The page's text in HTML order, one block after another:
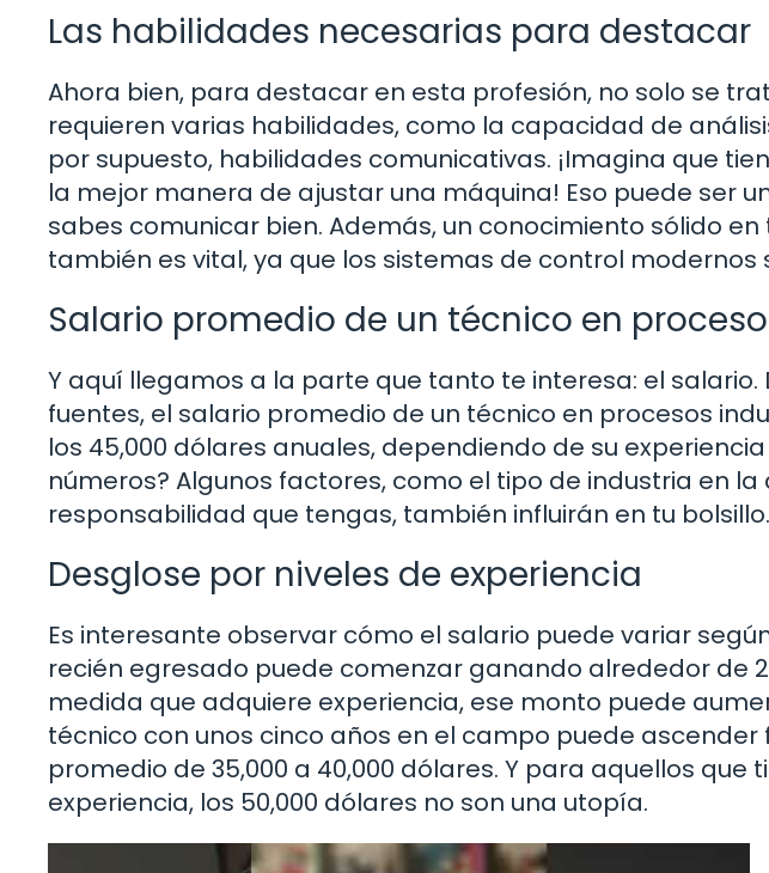
Las habilidades necesarias para destacar
Ahora bien, para destacar en esta profesión, no solo se
requieren varias habilidades, como la capacidad de
por supuesto, habilidades comunicativas. ¡Imagina que
la mejor manera de ajustar una máquina! Eso puede ser
sabes comunicar bien. Además, un conocimiento sólido
también es vital, ya que los sistemas de control modernos
Salario promedio de un técnico en
Y aquí llegamos a la parte que tanto te interesa: el salario.
fuentes, el salario promedio de un técnico en procesos
los 45,000 dólares anuales, dependiendo de su
números? Algunos factores, como el tipo de industria en
responsabilidad que tengas, también influirán en tu bolsillo.
Desglose por niveles de experiencia
Es interesante observar cómo el salario puede variar
recién egresado puede comenzar ganando alrededor de
medida que adquiere experiencia, ese monto puede
técnico con unos cinco años en el campo puede
promedio de 35,000 a 40,000 dólares. Y para aquellos que
experiencia, los 50,000 dólares no son una utopía.